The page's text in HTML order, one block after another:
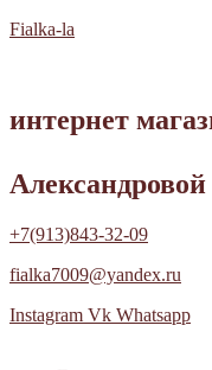
Fialka-la
интернет
Александровой
+7(913)843-32-09
fialka7009@yandex.ru
Instagram Vk Whatsapp